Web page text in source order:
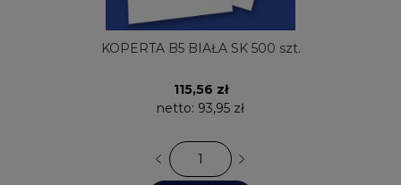
KOPERTA B5 BIAŁA SK 500 szt.
115,56 zł
netto: 93,95 zł